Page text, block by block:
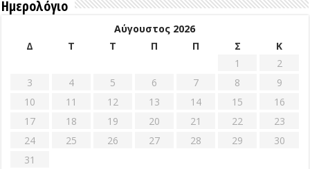
Ημερολόγιο
Αύγουστος 2026
Δ
Τ Τ Π Π Σ
Κ
1
2
3
4 5 6 7 8
9
10
11 12 13 14 15
16
17
18 19 20 21 22
23
24
25 26 27 28 29
30
31